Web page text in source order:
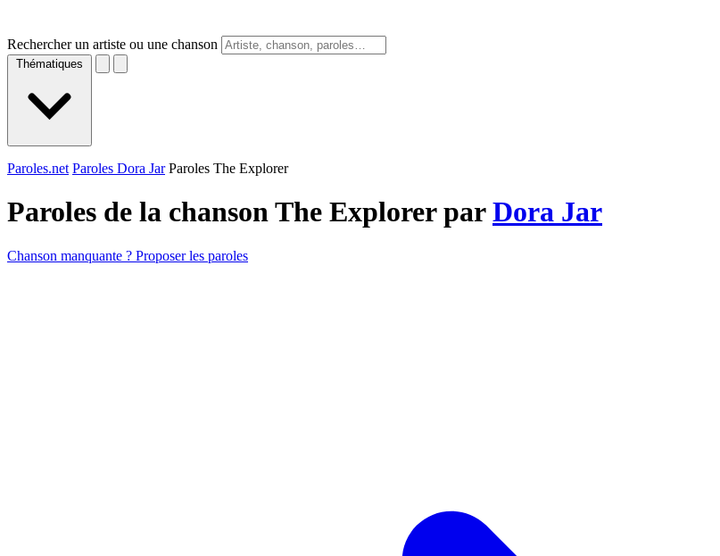
Rechercher un artiste ou une chanson
Thématiques
Paroles.net Paroles Dora Jar Paroles The Explorer
Paroles de la chanson The Explorer parDora Jar
Chanson manquante ? Proposer les paroles